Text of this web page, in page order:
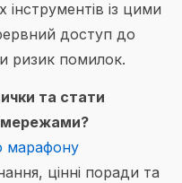
інструментів із цими
доступ до
ризик помилок.
та стати
марафону
цінні поради та